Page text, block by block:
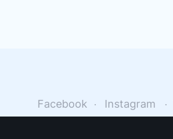
Facebook Instagram